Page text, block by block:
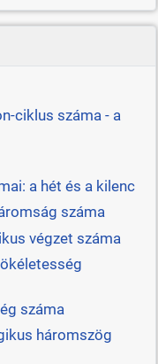
ciklus száma - a
a hét és a kilenc
száma
végzet száma
száma
háromszög